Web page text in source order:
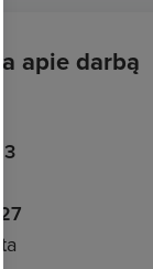
apie darbą